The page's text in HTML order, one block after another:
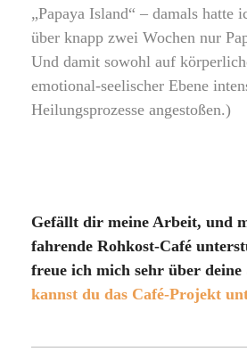
„Papaya Island“ – damals hatte
über knapp zwei Wochen nur
Und damit sowohl auf
emotional-seelischer Ebene
Heilungsprozesse angestoßen.)
Gefällt dir meine Arbeit, und
fahrende Rohkost-Café
freue ich mich sehr über deine
kannst du das Café-Projekt